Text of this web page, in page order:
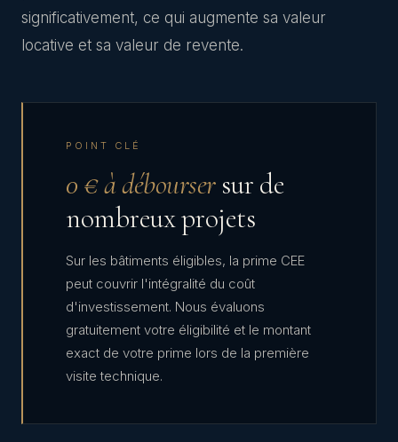
significativement, ce qui augmente sa valeur
locative et sa valeur de revente.
POINT CLÉ
0 € à déboursersur de
nombreux projets
Sur les bâtiments éligibles, la prime CEE
peut couvrir l'intégralité du coût
d'investissement. Nous évaluons
gratuitement votre éligibilité et le montant
exact de votre prime lors de la première
visite technique.